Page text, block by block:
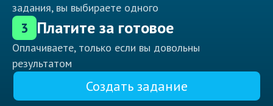
задания, вы выбираете одного
3 Платите за готовое
Оплачиваете, только если вы довольны
результатом
Создать задание